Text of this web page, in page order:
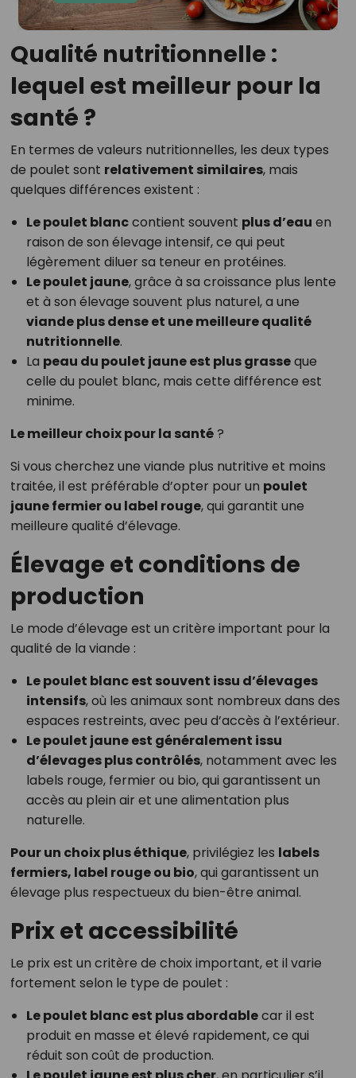
Qualité nutritionnelle :
lequel est meilleur pour la
santé ?
En termes de valeurs nutritionnelles, les deux types
de poulet sont relativement similaires, mais
quelques différences existent :
Le poulet blanccontient souvent plus d’eau en
raison de son élevage intensif, ce qui peut
légèrement diluer sa teneur en protéines.
Le poulet jaune, grâce à sa croissance plus lente
et à son élevage souvent plus naturel, a une
viande plus dense et une meilleure qualité
nutritionnelle.
La peau du poulet jaune est plus grasseque
celle du poulet blanc, mais cette différence est
minime.
Le meilleur choix pour la santé?
Si vous cherchez une viande plus nutritive et moins
traitée, il est préférable d’opter pour un poulet
jaune fermier ou label rouge, qui garantit une
meilleure qualité d’élevage.
Élevage et conditions de
production
Le mode d’élevage est un critère important pour la
qualité de la viande :
Le poulet blanc est souvent issu d’élevages
intensifs, où les animaux sont nombreux dans des
espaces restreints, avec peu d’accès à l’extérieur.
Le poulet jaune est généralement issu
d’élevages plus contrôlés, notamment avec les
labels rouge, fermier ou bio, qui garantissent un
accès au plein air et une alimentation plus
naturelle.
Pour un choix plus éthique, privilégiez les labels
fermiers, label rouge ou bio, qui garantissent un
élevage plus respectueux du bien-être animal.
Prix et accessibilité
Le prix est un critère de choix important, et il varie
fortement selon le type de poulet :
Le poulet blanc est plus abordablecar il est
produit en masse et élevé rapidement, ce qui
réduit son coût de production.